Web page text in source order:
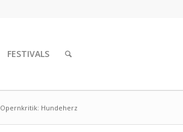
FESTIVALS
Opernkritik: Hundeherz